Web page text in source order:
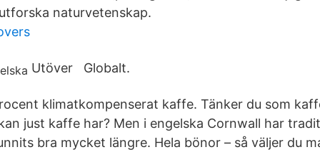
naturvetenskap.
Utöver Globalt.
klimatkompenserat kaffe. Tänker du som
just kaffe har? Men i engelska Cornwall har
bra mycket längre. Hela bönor – så väljer du